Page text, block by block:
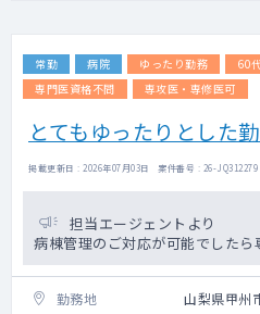
常勤 病院 ゆったり勤務 60
専門医資格不問
専攻医・専修医可
とてもゆったりとした
掲載更新日 : 2026年07月03日 案件番号 : 26-JQ312279
担当エージェントより
病棟管理のご対応が可能でした
勤務地 山梨県甲州